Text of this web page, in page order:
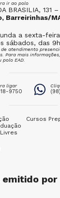
ir ao polo
BRASILIA, 131
Barreirinhas/
a sexta-
sábados, das
de atendimento
Para mais
polo EAD.
ligar
9750
Cursos
emitido por